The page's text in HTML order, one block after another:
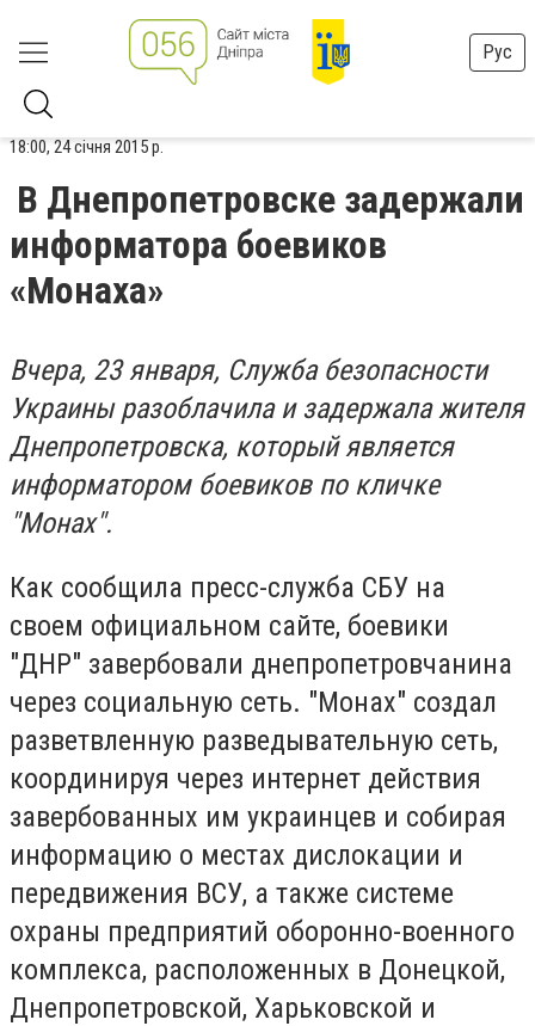
Рус
18:00, 24 січня 2015 р.
В Днепропетровске задержали
информатора боевиков
«Монаха»
Вчера, 23 января, Служба безопасности
Украины разоблачила и задержала жителя
Днепропетровска, который является
информатором боевиков по кличке
"Монах".
Как сообщила пресс-служба СБУ на
своем официальном сайте, боевики
"ДНР" завербовали днепропетровчанина
через социальную сеть. "Монах" создал
разветвленную разведывательную сеть,
координируя через интернет действия
завербованных им украинцев и собирая
информацию о местах дислокации и
передвижения ВСУ, а также системе
охраны предприятий оборонно-военного
комплекса, расположенных в Донецкой,
Днепропетровской, Харьковской и